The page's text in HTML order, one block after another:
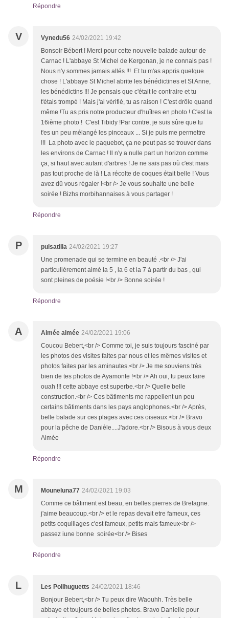
Répondre
V Vynedu56 24/02/2021 19:42
Bonsoir Bébert ! Merci pour cette nouvelle balade autour de
Carnac ! L'abbaye St Michel de Kergonan, je ne connais pas !
Nous n'y sommes jamais allés !!! Et tu m'as appris quelque
chose ! L'abbaye St Michel abrite les bénédictines et St Anne,
les bénédictins !!! Je pensais que c'était le contraire et tu
t'étais trompé ! Mais j'ai vérifié, tu as raison ! C'est drôle quand
même !Tu as pris notre producteur d'huîtres en photo ! C'est la
16ième photo ! C'est Tibidy !Par contre, je suis sûre que tu
t'es un peu mélangé les pinceaux ... Si je puis me permettre
!!! La photo avec le paquebot, ça ne peut pas se trouver dans
les environs de Carnac ! Il n'y a nulle part un horizon comme
ça, si haut avec autant d'arbres ! Je ne sais pas où c'est mais
pas tout proche de là ! La récolte de coques était belle ! Vous
avez dû vous régaler !<br /> Je vous souhaite une belle
soirée ! Bizhs morbihannaises à vous partager !
Répondre
P pulsatilla 24/02/2021 19:27
Une promenade qui se termine en beauté .<br /> J'ai
particulièrement aimé la 5 , la 6 et la 7 à partir du bas , qui
sont pleines de poésie !<br /> Bonne soirée !
Répondre
A Aimée aimée 24/02/2021 19:06
Coucou Bebert,<br /> Comme toi, je suis toujours fasciné par
les photos des visites faites par nous et les mêmes visites et
photos faites par les aminautes.<br /> Je me souviens très
bien de tes photos de Ayamonte !<br /> Ah oui, tu peux faire
ouah !!! cette abbaye est superbe.<br /> Quelle belle
construction.<br /> Ces bâtiments me rappellent un peu
certains bâtiments dans les pays anglophones.<br /> Après,
belle balade sur ces plages avec ces oiseaux.<br /> Bravo
pour la pêche de Danièle....J'adore.<br /> Bisous à vous deux
Aimée
Répondre
M Mouneluna77 24/02/2021 19:03
Comme ce bâtiment est beau, en belles pierres de Bretagne.
j'aime beaucoup.<br /> et le repas devait etre fameux, ces
petits coquillages c'est fameux, petits mais fameux<br />
passez iune bonne soirée<br /> Bises
Répondre
L Les Pollhuguetts 24/02/2021 18:46
Bonjour Bebert,<br /> Tu peux dire Waouhh. Très belle
abbaye et toujours de belles photos. Bravo Danielle pour